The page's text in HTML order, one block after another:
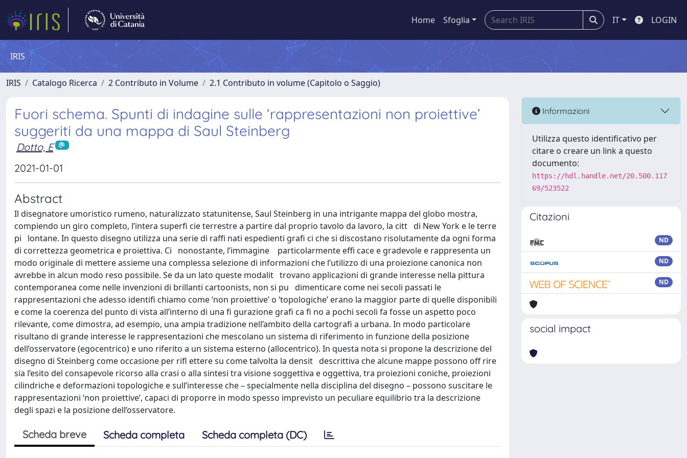
Home Sfoglia IT LOGIN
IRIS
IRIS Catalogo Ricerca 2 Contributo in Volume 2.1 Contributo in volume (Capitolo o Saggio)
Fuori schema. Spunti di indagine sulle ‘rappresentazioni non proiettive’
suggeriti da una mappa di Saul Steinberg
Dotto, E
2021-01-01
Abstract
Il disegnatore umoristico rumeno, naturalizzato statunitense, Saul Steinberg in una intrigante mappa del globo mostra,
compiendo un giro completo, l’intera superfi cie terrestre a partire dal proprio tavolo da lavoro, la citt di New York e le terre
pi lontane. In questo disegno utilizza una serie di raffi nati espedienti grafi ci che si discostano risolutamente da ogni forma
di correttezza geometrica e proiettiva. Ci nonostante, l’immagine particolarmente effi cace e gradevole e rappresenta un
modo originale di mettere assieme una complessa selezione di informazioni che l’utilizzo di una proiezione canonica non
avrebbe in alcun modo reso possibile. Se da un lato queste modalit trovano applicazioni di grande interesse nella pittura
contemporanea come nelle invenzioni di brillanti cartoonists, non si pu dimenticare come nei secoli passati le
rappresentazioni che adesso identifi chiamo come ‘non proiettive’ o ‘topologiche’ erano la maggior parte di quelle disponibili
e come la coerenza del punto di vista all’interno di una fi gurazione grafi ca fi no a pochi secoli fa fosse un aspetto poco
rilevante, come dimostra, ad esempio, una ampia tradizione nell’ambito della cartografi a urbana. In modo particolare
risultano di grande interesse le rappresentazioni che mescolano un sistema di riferimento in funzione della posizione
dell’osservatore (egocentrico) e uno riferito a un sistema esterno (allocentrico). In questa nota si propone la descrizione del
disegno di Steinberg come occasione per rifl ettere su come talvolta la densit descrittiva che alcune mappe possono off rire
sia l’esito del consapevole ricorso alla crasi o alla sintesi tra visione soggettiva e oggettiva, tra proiezioni coniche, proiezioni
cilindriche e deformazioni topologiche e sull’interesse che – specialmente nella disciplina del disegno – possono suscitare le
rappresentazioni ‘non proiettive’, capaci di proporre in modo spesso imprevisto un peculiare equilibrio tra la descrizione
degli spazi e la posizione dell’osservatore.
Scheda breve Scheda completa Scheda completa (DC)
Informazioni
Utilizza questo identificativo per
citare o creare un link a questo
documento:
https://hdl.handle.net/20.500.117
69/523522
Citazioni
ND
ND
ND
social impact